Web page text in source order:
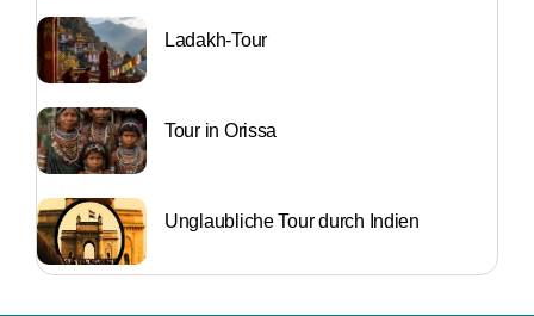
Ladakh-Tour
Tour in Orissa
Unglaubliche Tour durch Indien